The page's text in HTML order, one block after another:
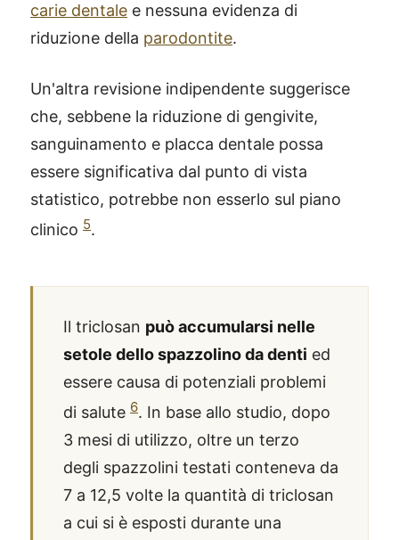
carie dentale e nessuna evidenza di
riduzione della parodontite.
Un'altra revisione indipendente suggerisce
che, sebbene la riduzione di gengivite,
sanguinamento e placca dentale possa
essere significativa dal punto di vista
statistico, potrebbe non esserlo sul piano
clinico 5.
Il triclosan può accumularsi nelle
setole dello spazzolino da denti ed
essere causa di potenziali problemi
di salute 6. In base allo studio, dopo
3 mesi di utilizzo, oltre un terzo
degli spazzolini testati conteneva da
7 a 12,5 volte la quantità di triclosan
a cui si è esposti durante una